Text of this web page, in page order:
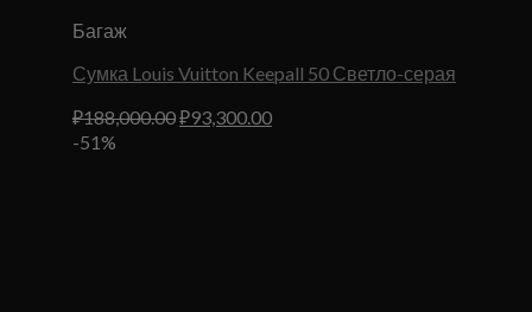
Багаж
Сумка Louis Vuitton Keepall 50 Светло-серая
₽188,000.00Первоначальная
₽93,300.00Текущая
-51%